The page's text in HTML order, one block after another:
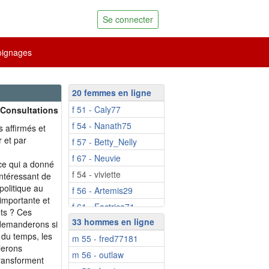
Se connecter
affirmés et
et par
qui a donné
de
au
et
? Ces
si
temps, les
20 femmes en ligne
f 51 - Caly77
f 54 - Nanath75
f 57 - Betty_Nelly
f 67 - Neuvie
f 54 - viviette
f 56 - Artemis29
f 61 - Factrice71
f 64 - clementine80
f 64 - bluesana
f 65 - Serendipitous
33 hommes en ligne
m 55 - fred77181
m 56 - outlaw